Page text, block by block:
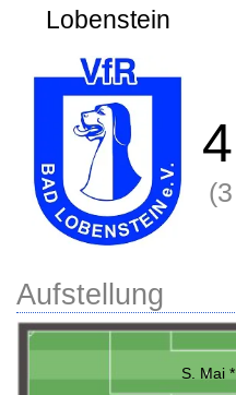
Lobenstein
4
(3
Aufstellung
S. Mai *